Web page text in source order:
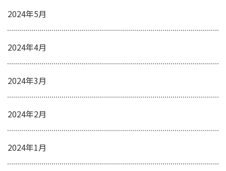
2024年5月
2024年4月
2024年3月
2024年2月
2024年1月